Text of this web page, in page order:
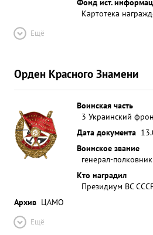
Картотека
Ещё
Орден Красного Знамени
Воинская часть
3 Украинский
Дата документа
Воинское звание
генерал-полковник
Кто наградил
Президиум ВС
Архив ЦАМО
Ещё